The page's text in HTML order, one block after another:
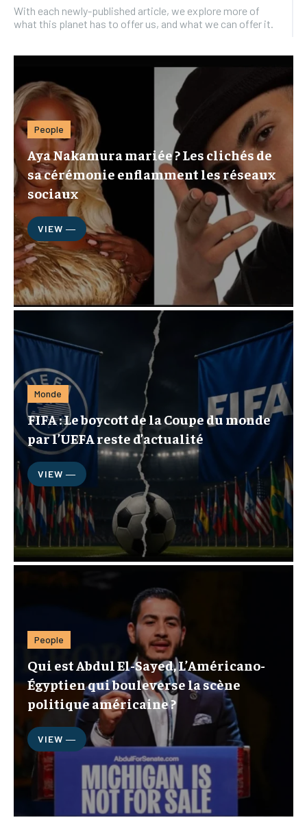
With each newly-published article, we explore more of
what this planet has to offer us, and what we can offer it.
People
Aya Nakamura mariée ? Les clichés de
sa cérémonie enflamment les réseaux
sociaux
VIEW ―
Monde
FIFA : Le boycott de la Coupe du monde
par l’UEFA reste d’actualité
VIEW ―
People
Qui est Abdul El-Sayed, L’Américano-
Égyptien qui bouleverse la scène
politique américaine ?
VIEW ―